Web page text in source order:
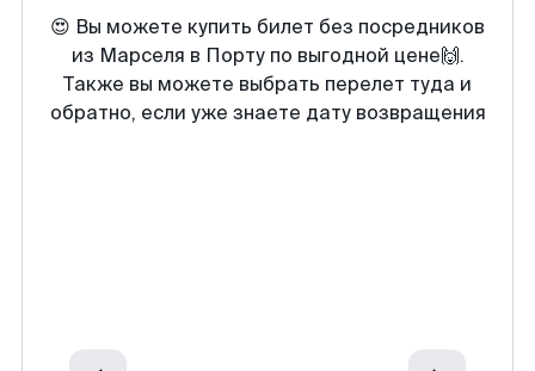
😍 Вы можете купить билет без посредников
из Марселя в Порту по выгодной цене🙌.
Также вы можете выбрать перелет туда и
обратно, если уже знаете дату возвращения